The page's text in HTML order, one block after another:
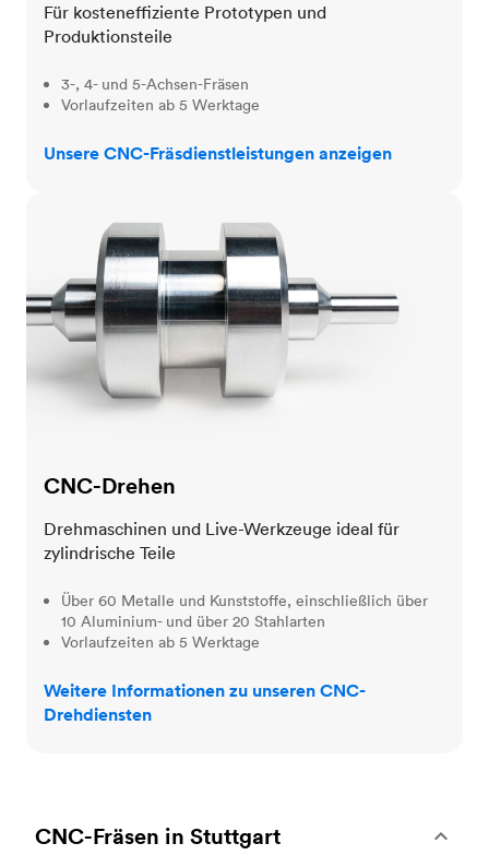
Für kosteneffiziente Prototypen und
Produktionsteile
3-, 4- und 5-Achsen-Fräsen
Vorlaufzeiten ab 5 Werktage
Unsere CNC-Fräsdienstleistungen anzeigen
CNC-Drehen
Drehmaschinen und Live-Werkzeuge ideal für
zylindrische Teile
Über 60 Metalle und Kunststoffe, einschließlich über
10 Aluminium- und über 20 Stahlarten
Vorlaufzeiten ab 5 Werktage
Weitere Informationen zu unseren CNC-
Drehdiensten
CNC-Fräsen in Stuttgart